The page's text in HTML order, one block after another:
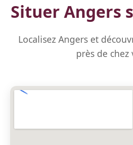
Situer Angers
Localisez Angers et
près de chez